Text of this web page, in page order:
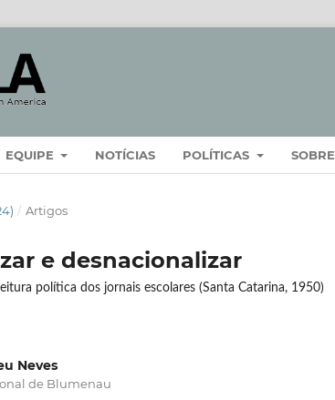
EQUIPE NOTÍCIAS POLÍTICAS SOBRE
/ Artigos
e desnacionalizar
política dos jornais escolares (Santa Catarina, 1950)
Neves
de Blumenau